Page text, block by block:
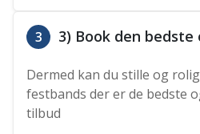
3 3) Book den bedste
Dermed kan du stille og
festbands der er de bedste
tilbud